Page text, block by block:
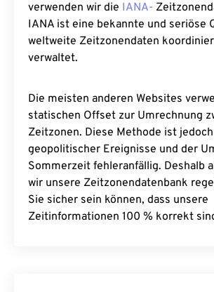
verwenden wir die IANA-
IANA ist eine bekannte und seriöse
weltweite Zeitzonendaten
verwaltet.
Die meisten anderen Websites
statischen Offset zur Umrechnung
Zeitzonen. Diese Methode ist
geopolitischer Ereignisse und der
Sommerzeit fehleranfällig. Deshalb
wir unsere Zeitzonendatenbank
Sie sicher sein können, dass unsere
Zeitinformationen 100 % korrekt